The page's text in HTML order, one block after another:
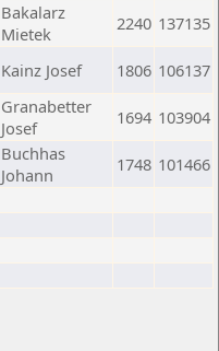
Bakalarz
Mietek
2240 137135
Kainz Josef 1806 106137
Granabetter
Josef
1694 103904
Buchhas
Johann
1748 101466